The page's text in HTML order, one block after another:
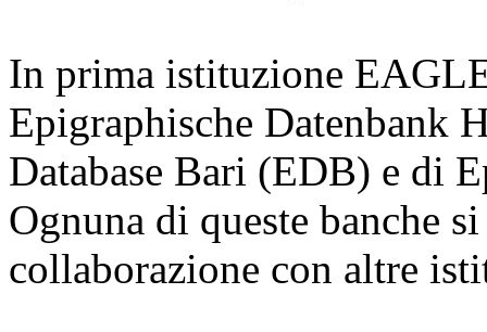
In prima istituzione
Epigraphische Datenbank
Database Bari (EDB) e di
Ognuna di queste banche
collaborazione con altre